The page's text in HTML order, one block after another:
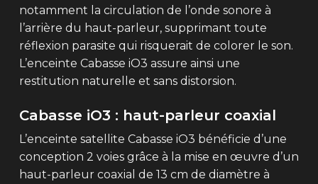
notamment la circulation de l’onde sonore à
l’arrière du haut-parleur, supprimant toute
réflexion parasite qui risquerait de colorer le son.
L’enceinte Cabasse iO3 assure ainsi une
restitution naturelle et sans distorsion.
Cabasse iO3 : haut-parleur coaxial
L’enceinte satellite Cabasse iO3 bénéficie d’une
conception 2 voies grâce à la mise en œuvre d’un
haut-parleur coaxial de 13 cm de diamètre à